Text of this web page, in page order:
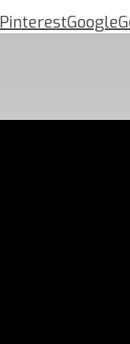
PinterestGoogle